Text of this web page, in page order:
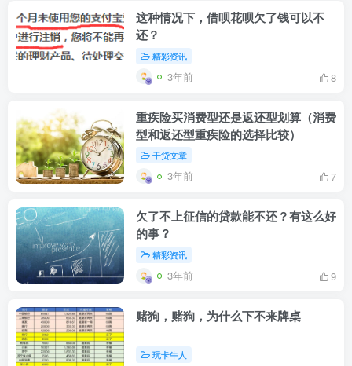
这种情况下，借呗花呗欠了钱可以不
还？
精彩资讯
3年前 8
重疾险买消费型还是返还型划算（消费
型和返还型重疾险的选择比较）
干贷文章
3年前 7
欠了不上征信的贷款能不还？有这么好
的事？
精彩资讯
3年前 9
赌狗，赌狗，为什么下不来牌桌
玩卡牛人